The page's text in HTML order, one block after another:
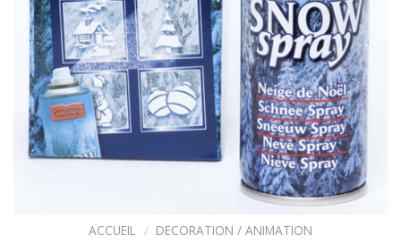
ACCUEIL / DECORATION / ANIMATION